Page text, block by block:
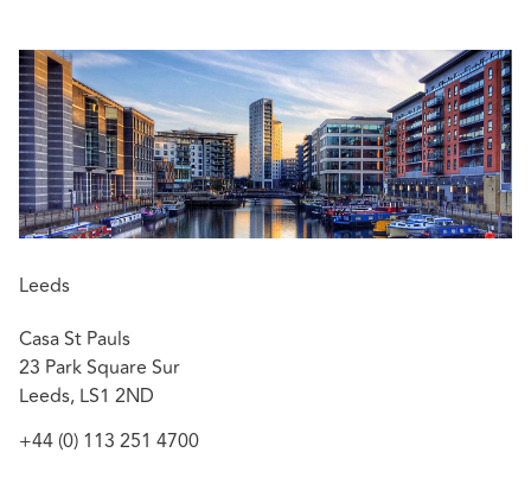
Leeds
Casa St Pauls
23 Park Square Sur
Leeds, LS1 2ND
+44 (0) 113 251 4700